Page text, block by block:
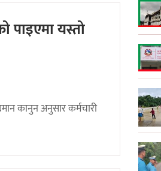
पाइएमा यस्तो
कानुन अनुसार कर्मचारी